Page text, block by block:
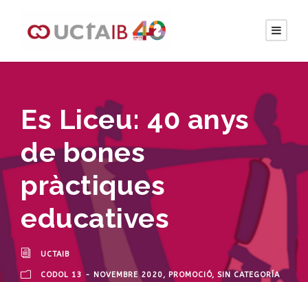
Es Liceu: 40 anys
de bones
pràctiques
educatives
UCTAIB
CODOL 13 - NOVEMBRE 2020, PROMOCIÓ, SIN CATEGORÍA